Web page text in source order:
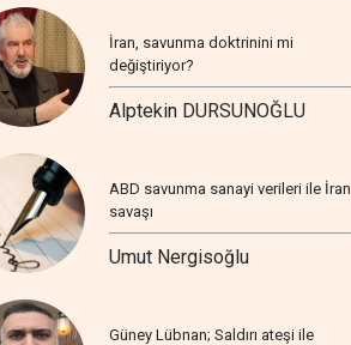
İran, savunma doktrinini mi
değiştiriyor?
Alptekin DURSUNOĞLU
ABD savunma sanayi verileri ile İran
savaşı
Umut Nergisoğlu
Güney Lübnan; Saldırı ateşi ile